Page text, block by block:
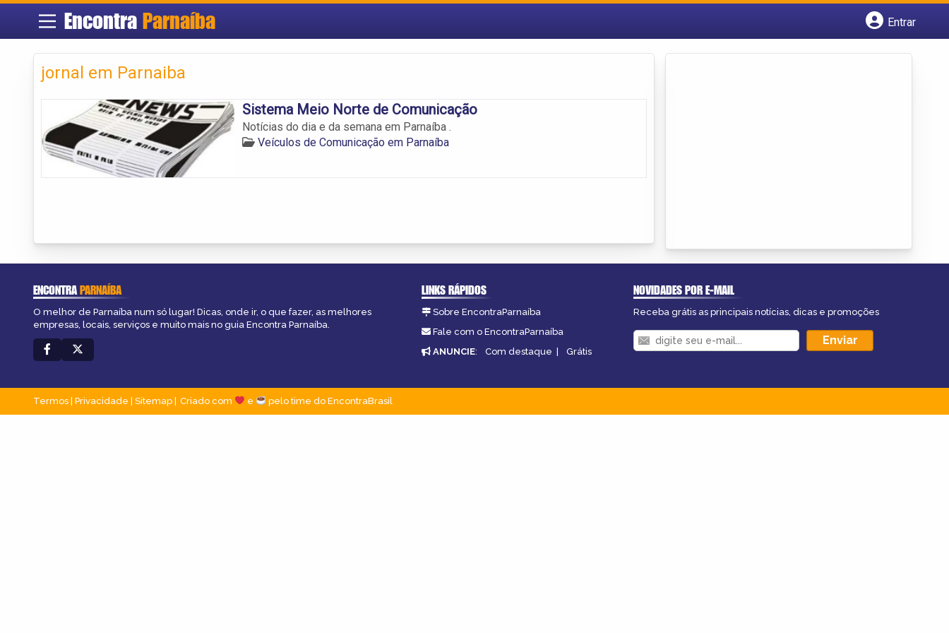
Encontra Parnaíba
Entrar
jornal em Parnaiba
Sistema Meio Norte de Comunicação
Notícias do dia e da semana em Parnaíba .
Veículos de Comunicação em Parnaíba
ENCONTRAPARNAÍBA
O melhor de Parnaíba num só lugar! Dicas, onde ir, o que fazer, as melhores
empresas, locais, serviços e muito mais no guia Encontra Parnaíba.
LINKS RÁPIDOS
Sobre EncontraParnaíba
Fale com o EncontraParnaíba
ANUNCIE: Com destaque | Grátis
NOVIDADES POR E-MAIL
Receba grátis as principais notícias, dicas e promoções
Termos Privacidade Sitemap Criado com e pelo time do EncontraBrasil